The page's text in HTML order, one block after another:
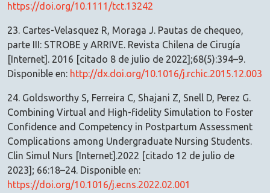
https://doi.org/10.1111/tct.13242
23. Cartes-Velasquez R, Moraga J. Pautas de chequeo,
parte III: STROBE y ARRIVE. Revista Chilena de Cirugía
[Internet]. 2016 [citado 8 de julio de 2022];68(5):394–9.
Disponible en: http://dx.doi.org/10.1016/j.rchic.2015.12.003
24. Goldsworthy S, Ferreira C, Shajani Z, Snell D, Perez G.
Combining Virtual and High-fidelity Simulation to Foster
Confidence and Competency in Postpartum Assessment
Complications among Undergraduate Nursing Students.
Clin Simul Nurs [Internet].2022 [citado 12 de julio de
2023]; 66:18–24. Disponible en:
https://doi.org/10.1016/j.ecns.2022.02.001